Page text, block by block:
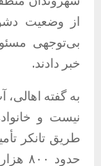
از وضعیت
بی‌توجهی
خبر دادند.
به گفته
نیست و
طریق تانکر
حدود